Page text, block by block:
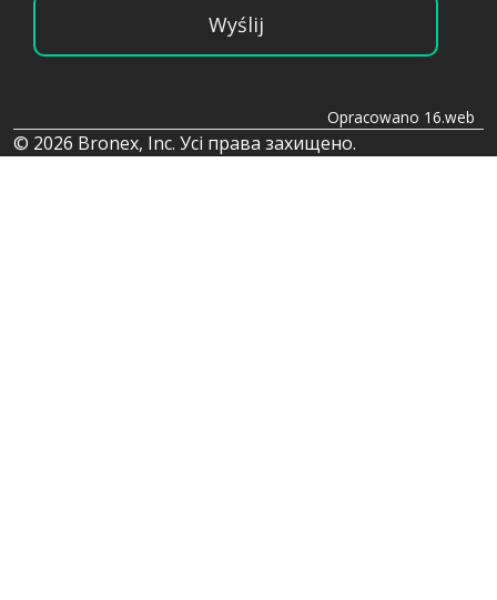
Wyślij
Opracowano 16.web
© 2026 Bronex, Inc. Усі права захищено.